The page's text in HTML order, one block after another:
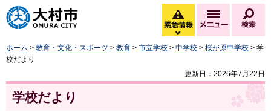
大村市
緊急情報
緊急情報を開く
メニュー
ホーム > 教育・文化・スポーツ > 教育 > 市立学校 > 中学校 > 桜が原中学校 > 学
校だより
更新日：2026年7月22日
学校だより